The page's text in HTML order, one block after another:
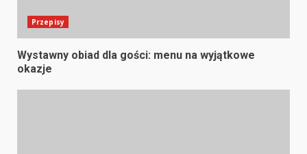
Przepisy
Wystawny obiad dla gości: menu na wyjątkowe
okazje